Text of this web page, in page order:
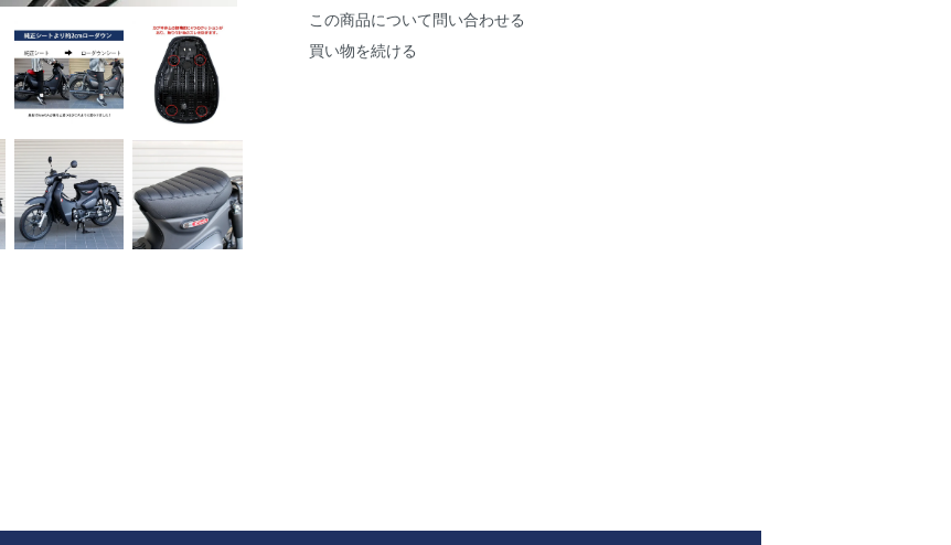
この商品について問い合わせる
買い物を続ける